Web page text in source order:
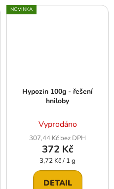
NOVINKA
Hypozin 100g - řešení
hniloby
Vyprodáno
307,44 Kč bez DPH
372 Kč
Měrná
cena:
3,72 Kč / 1 g
DETAIL